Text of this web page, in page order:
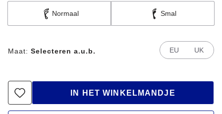
Normaal Smal
Maat: Selecteren a.u.b. EU UK
IN HET WINKELMANDJE